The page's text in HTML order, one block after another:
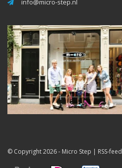
info@micro-step.nl
© Copyright 2026 - Micro Step | RSS-feed